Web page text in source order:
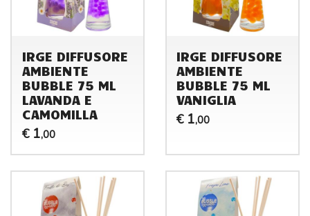
IRGE DIFFUSORE
AMBIENTE
BUBBLE 75 ML
LAVANDA E
CAMOMILLA
€ 1,00
IRGE DIFFUSORE
AMBIENTE
BUBBLE 75 ML
VANIGLIA
€ 1,00